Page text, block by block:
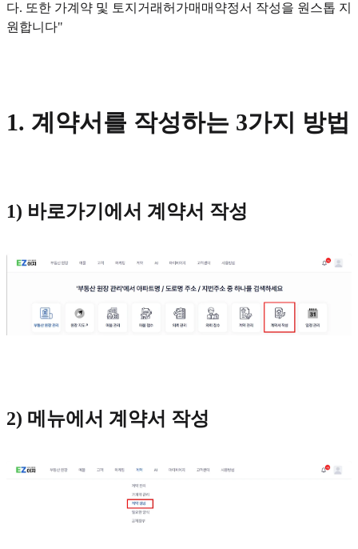
다. 또한 가계약 및 토지거래허가매매약정서 작성을 원스톱 지
원합니다"
1. 계약서를 작성하는 3가지 방법
1) 바로가기에서 계약서 작성
2) 메뉴에서 계약서 작성